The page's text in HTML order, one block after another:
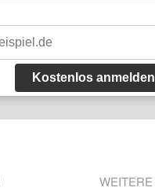
Kostenlos anmelden